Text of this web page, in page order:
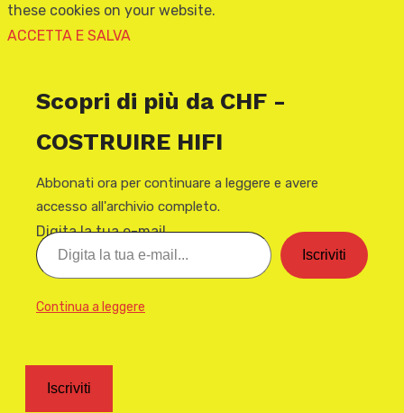
these cookies on your website.
ACCETTA E SALVA
Scopri di più da CHF -
COSTRUIRE HIFI
Abbonati ora per continuare a leggere e avere
accesso all'archivio completo.
Digita la tua e-mail...
Iscriviti
Continua a leggere
Iscriviti